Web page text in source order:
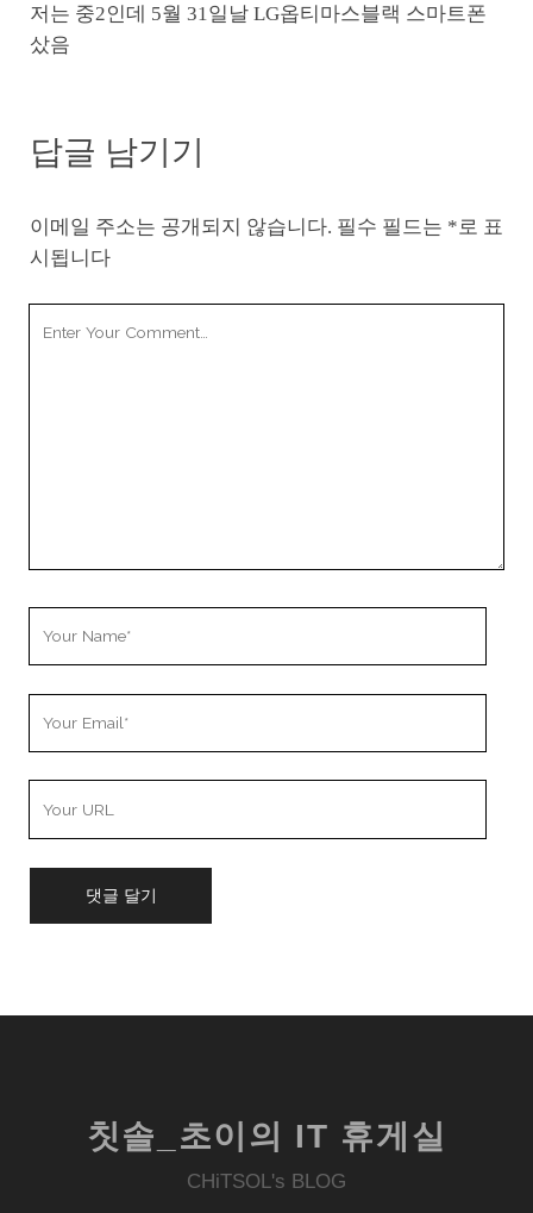
저는 중2인데 5월 31일날 LG옵티마스블랙 스마트폰
샀음
답글 남기기
이메일 주소는 공개되지 않습니다. 필수 필드는 *로 표
시됩니다
칫솔_초이의 IT 휴게실
CHiTSOL's BLOG